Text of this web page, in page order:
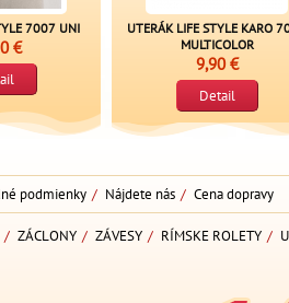
7007 UNI
€
UTERÁK LIFE STYLE KARO
MULTICOLOR
9,90 €
Detail
podmienky / Nájdete nás / Cena dopravy
/ ZÁCLONY / ZÁVESY / RÍMSKE ROLETY /